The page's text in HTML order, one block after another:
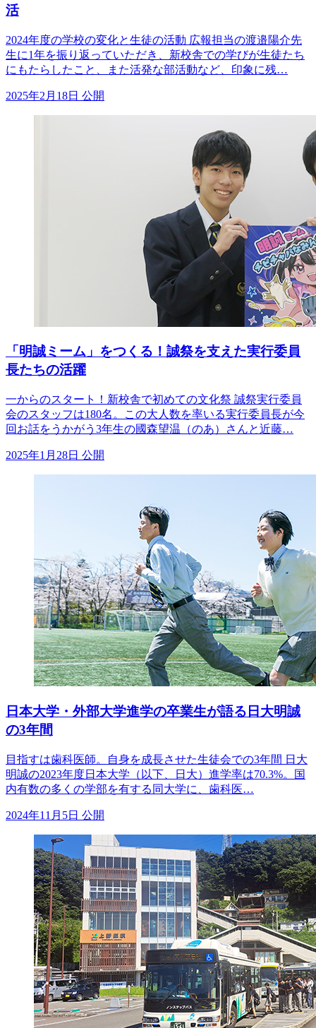
活
2024年度の学校の変化と生徒の活動 広報担当の渡邉陽介先
生に1年を振り返っていただき、新校舎での学びが生徒たち
にもたらしたこと、また活発な部活動など、印象に残…
2025年2月18日 公開
「明誠ミーム」をつくる！誠祭を支えた実行委員
長たちの活躍
一からのスタート！新校舎で初めての文化祭 誠祭実行委員
会のスタッフは180名。この大人数を率いる実行委員長が今
回お話をうかがう3年生の國森望温（のあ）さんと近藤…
2025年1月28日 公開
日本大学・外部大学進学の卒業生が語る日大明誠
の3年間
目指すは歯科医師。自身を成長させた生徒会での3年間 日大
明誠の2023年度日本大学（以下、日大）進学率は70.3%。国
内有数の多くの学部を有する同大学に、歯科医…
2024年11月5日 公開